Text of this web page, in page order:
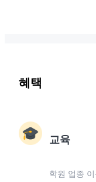
혜택
교육
학원 업종